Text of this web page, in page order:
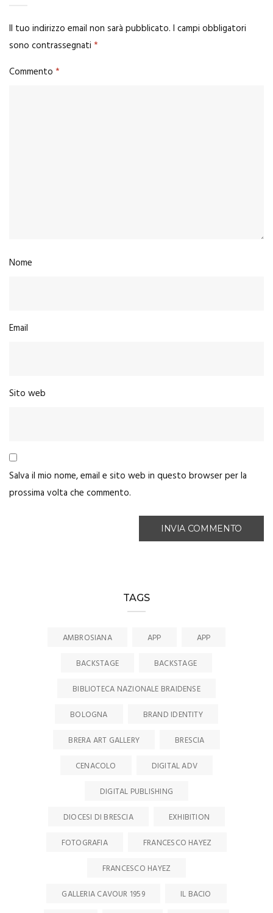
Il tuo indirizzo email non sarà pubblicato. I campi obbligatori
sono contrassegnati *
Commento *
Nome
Email
Sito web
Salva il mio nome, email e sito web in questo browser per la
prossima volta che commento.
TAGS
AMBROSIANA APP
APP
BACKSTAGE
BACKSTAGE
BIBLIOTECA NAZIONALE BRAIDENSE
BOLOGNA
BRAND IDENTITY
BRERA ART GALLERY
BRESCIA
CENACOLO
DIGITAL ADV
DIGITAL PUBLISHING
DIOCESI DI BRESCIA
EXHIBITION
FOTOGRAFIA
FRANCESCO HAYEZ
FRANCESCO HAYEZ
GALLERIA CAVOUR 1959
IL BACIO